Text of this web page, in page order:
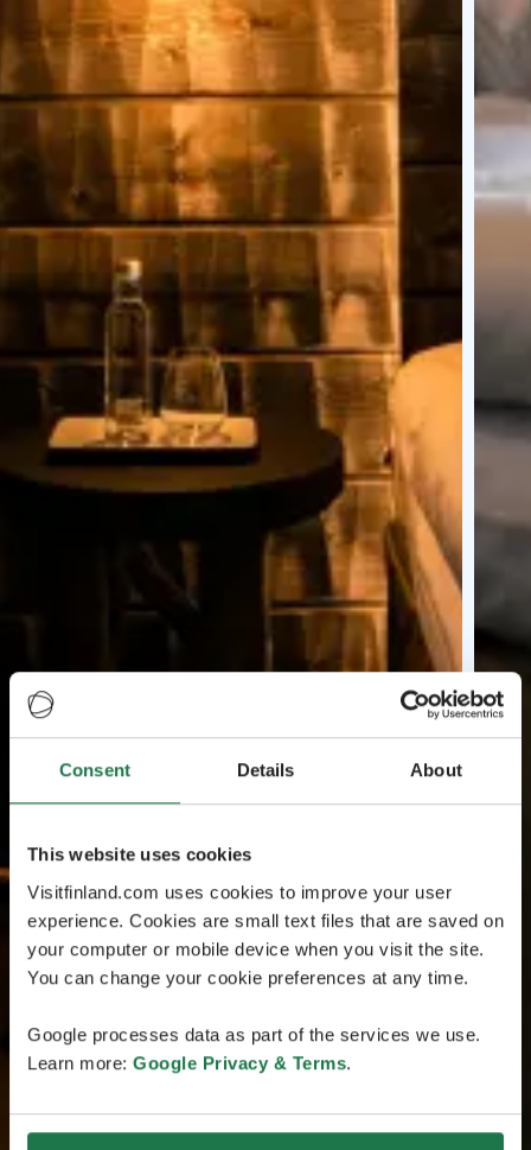
Consent Details About
This website uses cookies
Visitfinland.com uses cookies to improve your user
experience. Cookies are small text files that are saved on
your computer or mobile device when you visit the site.
You can change your cookie preferences at any time.
Google processes data as part of the services we use.
Learn more: Google Privacy & Terms.